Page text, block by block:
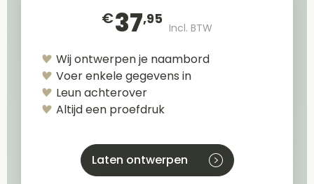
€37,95
Incl. BTW
Wij ontwerpen je naambord
Voer enkele gegevens in
Leun achterover
Altijd een proefdruk
Laten ontwerpen